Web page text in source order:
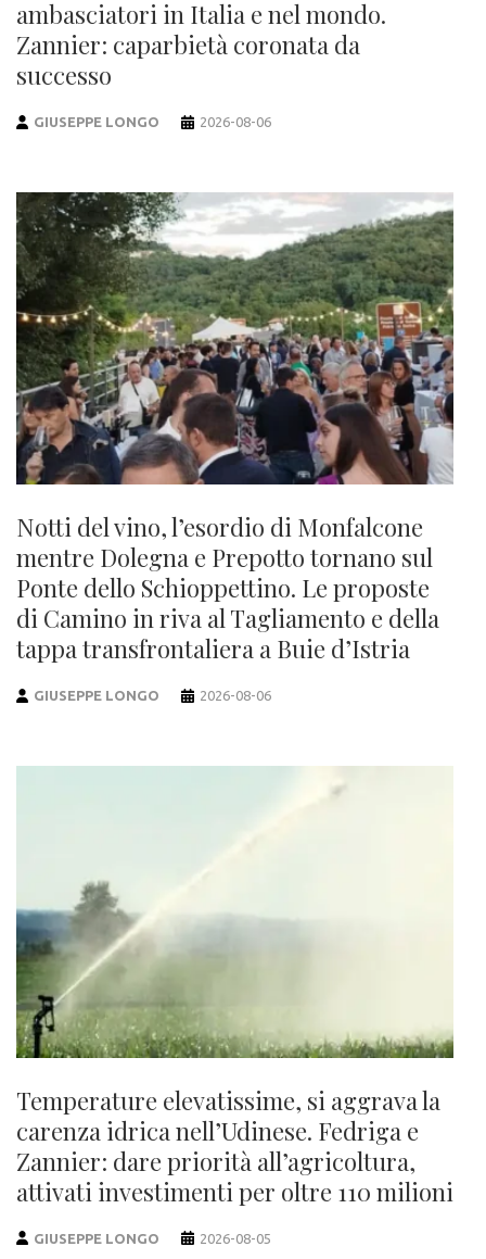
ambasciatori in Italia e nel mondo.
Zannier: caparbietà coronata da
successo
GIUSEPPE LONGO 2026-08-06
Notti del vino, l’esordio di Monfalcone
mentre Dolegna e Prepotto tornano sul
Ponte dello Schioppettino. Le proposte
di Camino in riva al Tagliamento e della
tappa transfrontaliera a Buie d’Istria
GIUSEPPE LONGO 2026-08-06
Temperature elevatissime, si aggrava la
carenza idrica nell’Udinese. Fedriga e
Zannier: dare priorità all’agricoltura,
attivati investimenti per oltre 110 milioni
GIUSEPPE LONGO 2026-08-05